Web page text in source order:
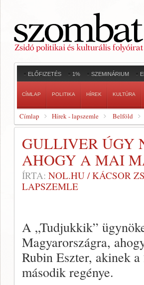
ELŐFIZETÉS 1% SZEMINÁRIUM
CÍMLAP POLITIKA HÍREK KULTÚRA
Címlap Hírek - lapszemle Belföld
GULLIVER ÚGY
AHOGY A MAI
ÍRTA: NOL.HU / KÁCSOR
LAPSZEMLE
A „Tudjukkik”
Magyarországra,
Rubin Eszter, akinek
második regénye.